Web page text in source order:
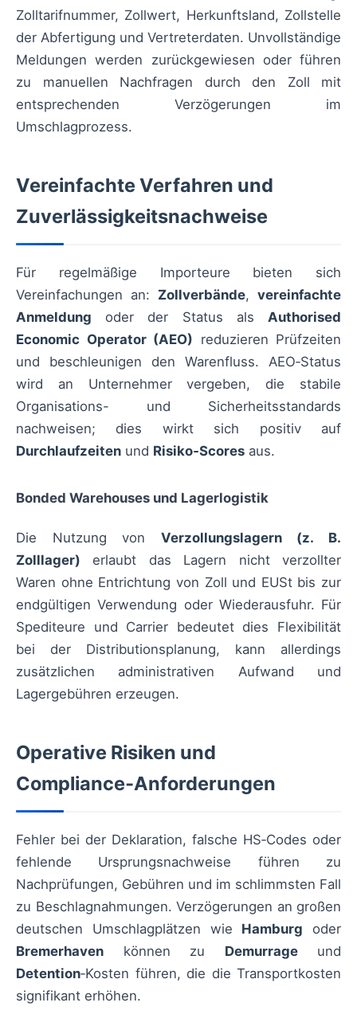
Zolltarifnummer, Zollwert, Herkunftsland, Zollstelle
der Abfertigung und Vertreterdaten. Unvollständige
Meldungen werden zurückgewiesen oder führen
zu manuellen Nachfragen durch den Zoll mit
entsprechenden Verzögerungen im
Umschlagprozess.
Vereinfachte Verfahren und
Zuverlässigkeitsnachweise
Für regelmäßige Importeure bieten sich
Vereinfachungen an: Zollverbände, vereinfachte
Anmeldung oder der Status als Authorised
Economic Operator (AEO) reduzieren Prüfzeiten
und beschleunigen den Warenfluss. AEO‑Status
wird an Unternehmer vergeben, die stabile
Organisations- und Sicherheitsstandards
nachweisen; dies wirkt sich positiv auf
Durchlaufzeiten und Risiko‑Scores aus.
Bonded Warehouses und Lagerlogistik
Die Nutzung von Verzollungslagern (z. B.
Zolllager) erlaubt das Lagern nicht verzollter
Waren ohne Entrichtung von Zoll und EUSt bis zur
endgültigen Verwendung oder Wiederausfuhr. Für
Spediteure und Carrier bedeutet dies Flexibilität
bei der Distributionsplanung, kann allerdings
zusätzlichen administrativen Aufwand und
Lagergebühren erzeugen.
Operative Risiken und
Compliance‑Anforderungen
Fehler bei der Deklaration, falsche HS‑Codes oder
fehlende Ursprungsnachweise führen zu
Nachprüfungen, Gebühren und im schlimmsten Fall
zu Beschlagnahmungen. Verzögerungen an großen
deutschen Umschlagplätzen wie Hamburg oder
Bremerhaven können zu Demurrageund
Detention‑Kosten führen, die die Transportkosten
signifikant erhöhen.